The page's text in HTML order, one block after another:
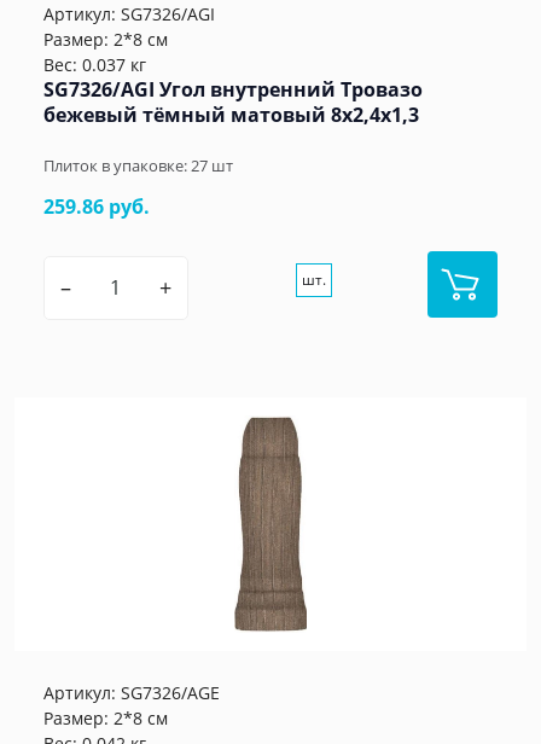
Артикул: SG7326/AGI
Размер: 2*8 см
Вес: 0.037 кг
SG7326/AGI Угол внутренний Тровазо
бежевый тёмный матовый 8x2,4x1,3
Плиток в упаковке:27 шт
259.86 руб.
– + шт.
Артикул: SG7326/AGE
Размер: 2*8 см